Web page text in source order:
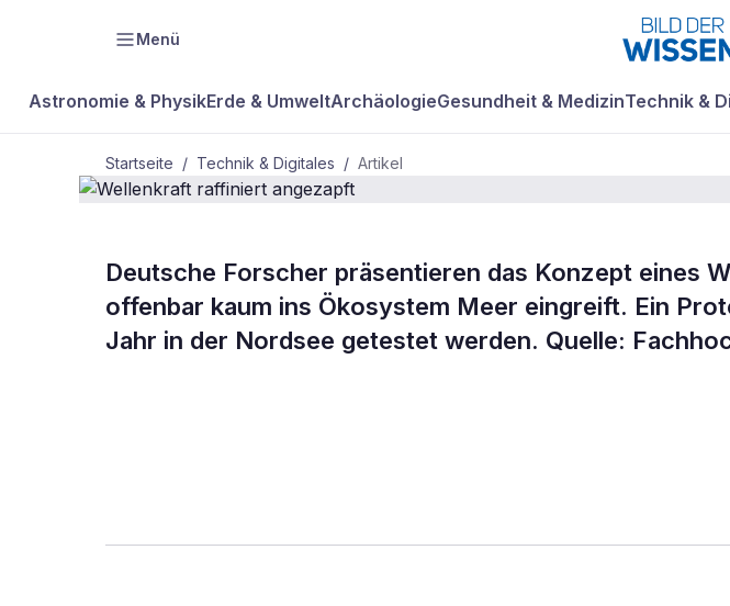
Menü
Astronomie & PhysikErde & UmweltArchäologieGesundheit & MedizinTechnik &
Startseite / Technik & Digitales / Artikel
TECHNIK & DIGITALES
Wellenkraft raffiniert
Deutsche Forscher präsentieren das Konzept eines
offenbar kaum ins Ökosystem Meer eingreift. Ein
Jahr in der Nordsee getestet werden. Quelle: